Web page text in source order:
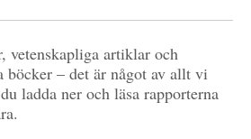
vetenskapliga artiklar och
böcker – det är något av allt vi
ladda ner och läsa rapporterna